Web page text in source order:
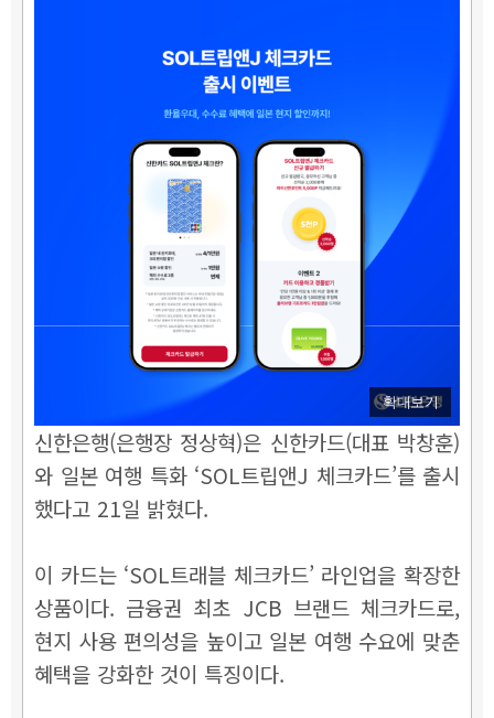
확대보기
신한은행(은행장 정상혁)은 신한카드(대표 박창훈)
와 일본 여행 특화 ‘SOL트립앤J 체크카드’를 출시
했다고 21일 밝혔다.
이 카드는 ‘SOL트래블 체크카드’ 라인업을 확장한
상품이다. 금융권 최초 JCB 브랜드 체크카드로,
현지 사용 편의성을 높이고 일본 여행 수요에 맞춘
혜택을 강화한 것이 특징이다.